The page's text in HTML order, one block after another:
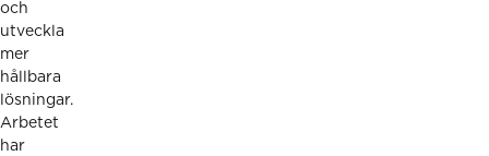
och
utveckla
mer
hållbara
lösningar.
Arbetet
har